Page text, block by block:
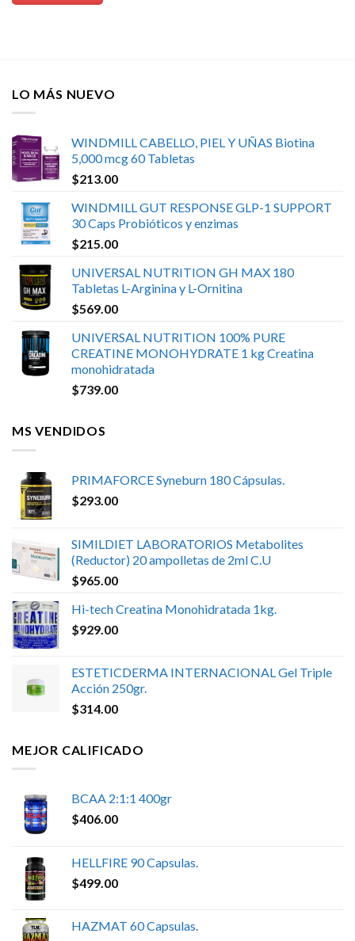
LO MÁS NUEVO
WINDMILL CABELLO, PIEL Y UÑAS Biotina
5,000 mcg 60 Tabletas
$213.00
WINDMILL GUT RESPONSE GLP-1 SUPPORT
30 Caps Probióticos y enzimas
$215.00
UNIVERSAL NUTRITION GH MAX 180
Tabletas L-Arginina y L-Ornitina
$569.00
UNIVERSAL NUTRITION 100% PURE
CREATINE MONOHYDRATE 1 kg Creatina
monohidratada
$739.00
MS VENDIDOS
PRIMAFORCE Syneburn 180 Cápsulas.
$293.00
SIMILDIET LABORATORIOS Metabolites
(Reductor) 20 ampolletas de 2ml C.U
$965.00
Hi-tech Creatina Monohidratada 1kg.
$929.00
ESTETICDERMA INTERNACIONAL Gel Triple
Acción 250gr.
$314.00
MEJOR CALIFICADO
BCAA 2:1:1 400gr
$406.00
HELLFIRE 90 Capsulas.
$499.00
HAZMAT 60 Capsulas.